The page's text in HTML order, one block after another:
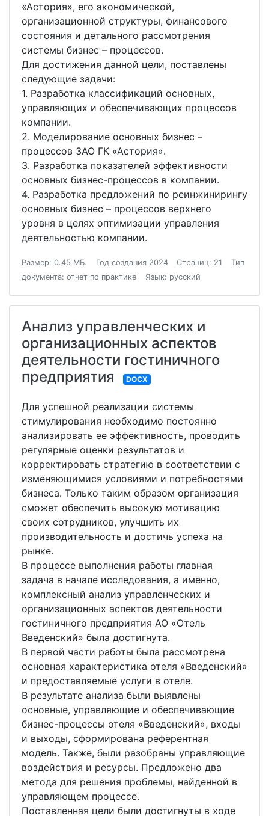
«Астория», его экономической,
организационной структуры, финансового
состояния и детального рассмотрения
системы бизнес – процессов.
Для достижения данной цели, поставлены
следующие задачи:
1. Разработка классификаций основных,
управляющих и обеспечивающих процессов
компании.
2. Моделирование основных бизнес –
процессов ЗАО ГК «Астория».
3. Разработка показателей эффективности
основных бизнес-процессов в компании.
4. Разработка предложений по реинжинирингу
основных бизнес – процессов верхнего
уровня в целях оптимизации управления
деятельностью компании.
Размер: 0.45 МБ. Год создания 2024 Страниц: 21
Тип
документа: отчет по практике
Язык: русский
Анализ управленческих и
организационных аспектов
деятельности гостиничного
предприятия
DOCX
Для успешной реализации системы
стимулирования необходимо постоянно
анализировать ее эффективность, проводить
регулярные оценки результатов и
корректировать стратегию в соответствии с
изменяющимися условиями и потребностями
бизнеса. Только таким образом организация
сможет обеспечить высокую мотивацию
своих сотрудников, улучшить их
производительность и достичь успеха на
рынке.
В процессе выполнения работы главная
задача в начале исследования, а именно,
комплексный анализ управленческих и
организационных аспектов деятельности
гостиничного предприятия АО «Отель
Введенский» была достигнута.
В первой части работы была рассмотрена
основная характеристика отеля «Введенский»
и предоставляемые услуги в отеле.
В результате анализа были выявлены
основные, управляющие и обеспечивающие
бизнес-процессы отеля «Введенский», входы
и выходы, сформирована референтная
модель. Также, были разобраны управляющие
воздействия и ресурсы. Предложено два
метода для решения проблемы, найденной в
управляющем процессе.
Поставленная цели были достигнуты в ходе